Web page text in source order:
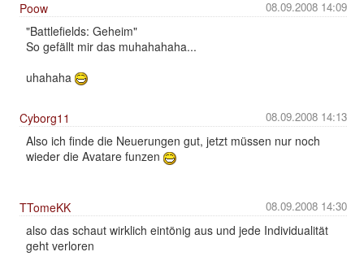
08.09.2008 14:09
Poow
"Battlefields: Geheim"
So gefällt mir das muhahahaha...
uhahaha
08.09.2008 14:13
Cyborg11
Also ich finde die Neuerungen gut, jetzt müssen nur noch
wieder die Avatare funzen
08.09.2008 14:30
TTomeKK
also das schaut wirklich eintönig aus und jede Individualität
geht verloren